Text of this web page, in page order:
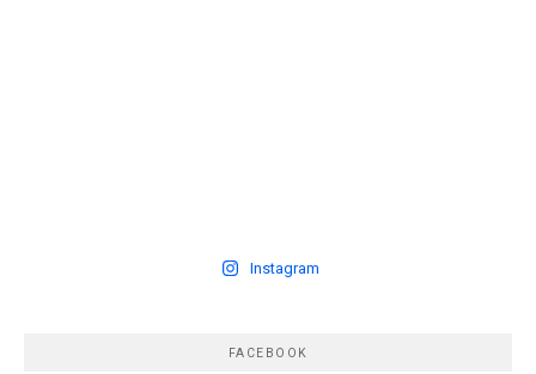
Instagram
FACEBOOK